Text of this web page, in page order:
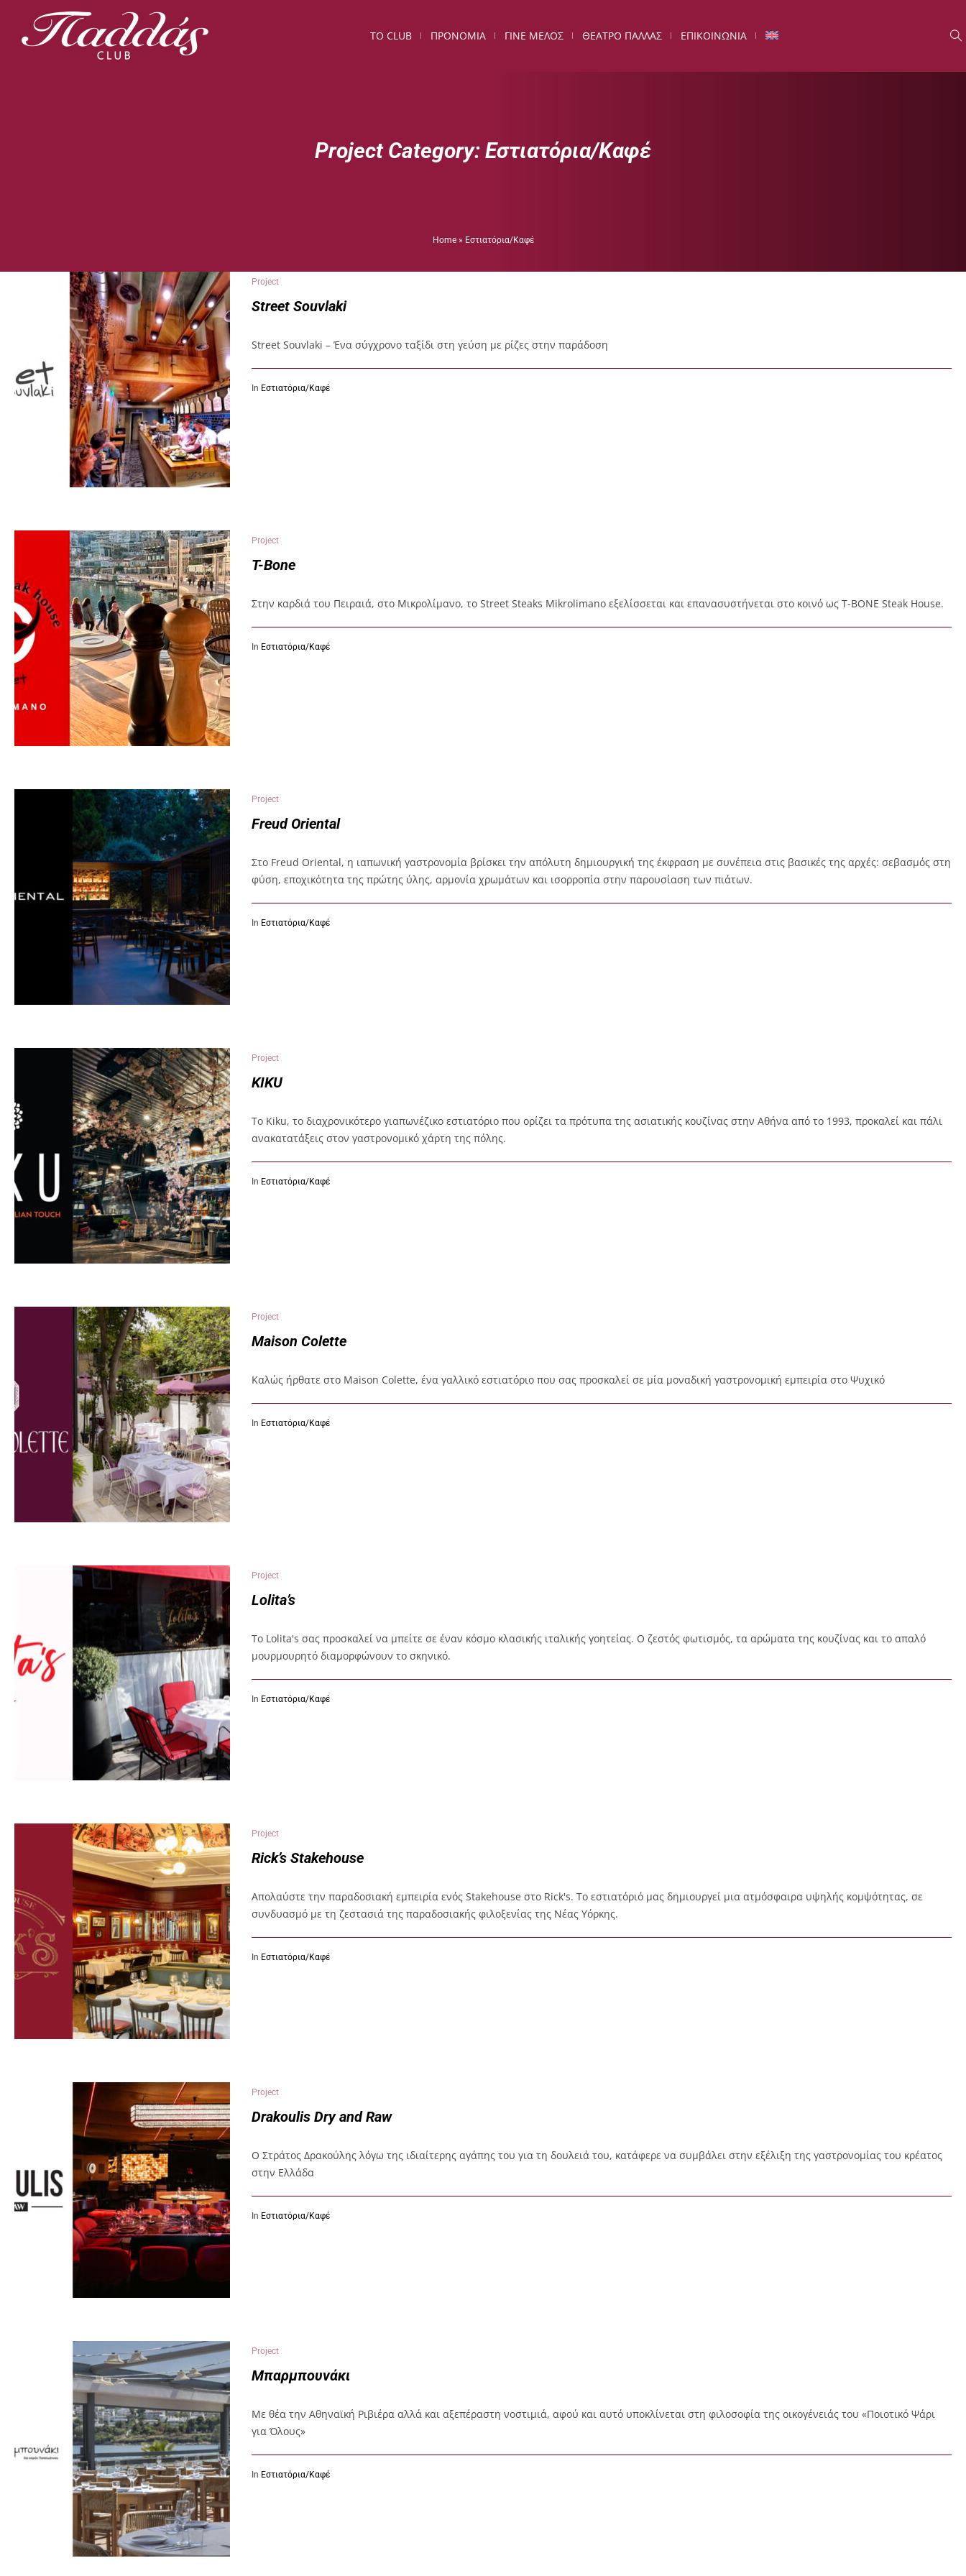
ΤΟ CLUB ΠΡΟΝΟΜΙΑ ΓΙΝΕ ΜΕΛΟΣ ΘΕΑΤΡΟ ΠΑΛΛΑΣ ΕΠΙΚΟΙΝΩΝΙΑ
Project Category: Εστιατόρια/Καφέ
Home» Εστιατόρια/Καφέ
Project
Street Souvlaki
Street Souvlaki – Ένα σύγχρονο ταξίδι στη γεύση με ρίζες στην παράδοση
In Εστιατόρια/Καφέ
Project
T-Bone
Στην καρδιά του Πειραιά, στο Μικρολίμανο, το Street Steaks Mikrolimano εξελίσσεται και επανασυστήνεται στο κοινό ως T-BONE Steak House.
In Εστιατόρια/Καφέ
Project
Freud Oriental
Στο Freud Oriental, η ιαπωνική γαστρονομία βρίσκει την απόλυτη δημιουργική της έκφραση με συνέπεια στις βασικές της αρχές: σεβασμός στη
φύση, εποχικότητα της πρώτης ύλης, αρμονία χρωμάτων και ισορροπία στην παρουσίαση των πιάτων.
In Εστιατόρια/Καφέ
Project
KIKU
Το Kiku, το διαχρονικότερο γιαπωνέζικο εστιατόριο που ορίζει τα πρότυπα της ασιατικής κουζίνας στην Αθήνα από το 1993, προκαλεί και πάλι
ανακατατάξεις στον γαστρονομικό χάρτη της πόλης.
In Εστιατόρια/Καφέ
Project
Maison Colette
Καλώς ήρθατε στο Maison Colette, ένα γαλλικό εστιατόριο που σας προσκαλεί σε μία μοναδική γαστρονομική εμπειρία στο Ψυχικό
In Εστιατόρια/Καφέ
Project
Lolita’s
Το Lolita's σας προσκαλεί να μπείτε σε έναν κόσμο κλασικής ιταλικής γοητείας. Ο ζεστός φωτισμός, τα αρώματα της κουζίνας και το απαλό
μουρμουρητό διαμορφώνουν το σκηνικό.
In Εστιατόρια/Καφέ
Project
Rick’s Stakehouse
Απολαύστε την παραδοσιακή εμπειρία ενός Stakehouse στο Rick's. Το εστιατόριό μας δημιουργεί μια ατμόσφαιρα υψηλής κομψότητας, σε
συνδυασμό με τη ζεστασιά της παραδοσιακής φιλοξενίας της Νέας Υόρκης.
In Εστιατόρια/Καφέ
Project
Drakoulis Dry and Raw
Ο Στράτος Δρακούλης λόγω της ιδιαίτερης αγάπης του για τη δουλειά του, κατάφερε να συμβάλει στην εξέλιξη της γαστρονομίας του κρέατος
στην Ελλάδα
In Εστιατόρια/Καφέ
Project
Μπαρμπουνάκι
Με θέα την Αθηναϊκή Ριβιέρα αλλά και αξεπέραστη νοστιμιά, αφού και αυτό υποκλίνεται στη φιλοσοφία της οικογένειάς του «Ποιοτικό Ψάρι
για Όλους»
In Εστιατόρια/Καφέ